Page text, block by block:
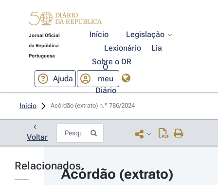
Jornal Oficial
da República
Portuguesa
Início
Legislação
Lexionário
Lia
Sobre o DR
Ajuda
O
meu
Diário
Início Acórdão (extrato) n.º 786/2024
Voltar
Relacionados
Acórdão (extrato)